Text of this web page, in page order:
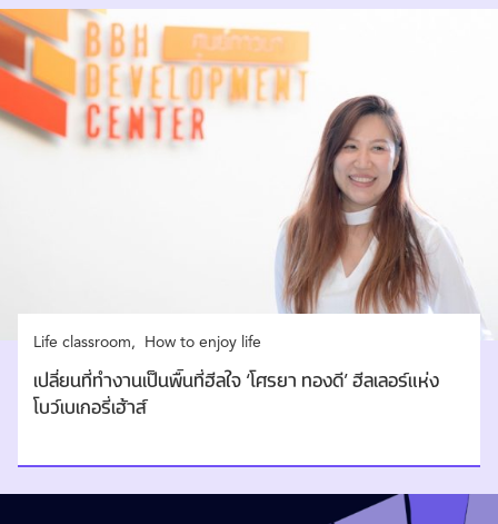
Life classroom How to enjoy life
เปลี่ยนที่ทำงานเป็นพื้นที่ฮีลใจ ‘โศรยา ทองดี’ ฮีลเลอร์แห่ง
โบว์เบเกอรี่เฮ้าส์